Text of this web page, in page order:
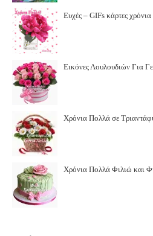
Ευχές – GIFs κάρτες
Εικόνες Λουλουδιών Για
Χρόνια Πολλά σε
Χρόνια Πολλά Φιλιώ και